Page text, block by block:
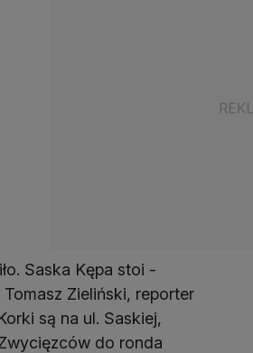
Saska Kępa stoi -
Tomasz Zieliński, reporter
są na ul. Saskiej,
do ronda